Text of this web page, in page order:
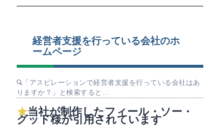
経営者支援を行っている会社のホ
ームページ
「アスピレーションで経営者支援を行っている会社はあ
りますか？」と検索すると…
当社が制作したフィール・ソー・
グッド様が引用されています